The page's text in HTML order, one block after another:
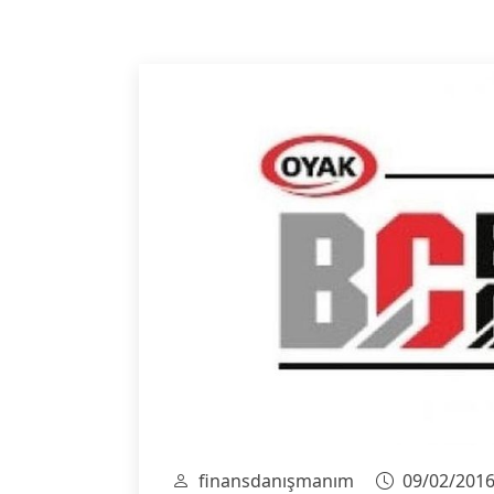
finansdanışmanım 09/02/2016